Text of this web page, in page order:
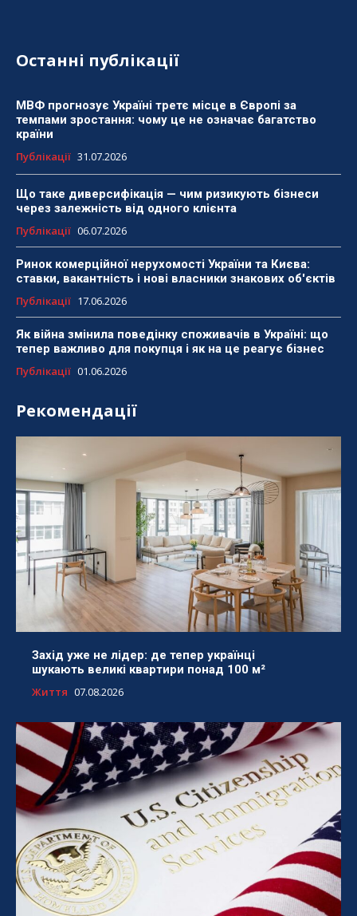
Останні публікації
МВФ прогнозує Україні третє місце в Європі за
темпами зростання: чому це не означає багатство
країни
Публікації 31.07.2026
Що таке диверсифікація — чим ризикують бізнеси
через залежність від одного клієнта
Публікації 06.07.2026
Ринок комерційної нерухомості України та Києва:
ставки, вакантність і нові власники знакових об'єктів
Публікації 17.06.2026
Як війна змінила поведінку споживачів в Україні: що
тепер важливо для покупця і як на це реагує бізнес
Публікації 01.06.2026
Рекомендації
Захід уже не лідер: де тепер українці
шукають великі квартири понад 100 м²
Життя 07.08.2026